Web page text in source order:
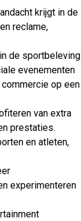
krijgt in de
reclame,
de sportbeleving
evenementen
op een
van extra
prestaties.
en atleten,
experimenteren